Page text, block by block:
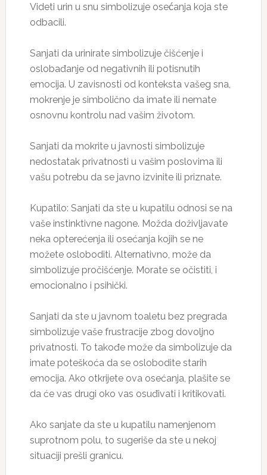
Videti urin u snu simbolizuje osećanja koja ste
odbacili.
Sanjati da urinirate simbolizuje čišćenje i
oslobađanje od negativnih ili potisnutih
emocija. U zavisnosti od konteksta vašeg sna,
mokrenje je simbolično da imate ili nemate
osnovnu kontrolu nad vašim životom.
Sanjati da mokrite u javnosti simbolizuje
nedostatak privatnosti u vašim poslovima ili
vašu potrebu da se javno izvinite ili priznate.
Kupatilo: Sanjati da ste u kupatilu odnosi se na
vaše instinktivne nagone. Možda doživljavate
neka opterećenja ili osećanja kojih se ne
možete osloboditi. Alternativno, može da
simbolizuje pročišćenje. Morate se očistiti, i
emocionalno i psihički.
Sanjati da ste u javnom toaletu bez pregrada
simbolizuje vaše frustracije zbog dovoljno
privatnosti. To takođe može da simbolizuje da
imate poteškoća da se oslobodite starih
emocija. Ako otkrijete ova osećanja, plašite se
da će vas drugi oko vas osuđivati i kritikovati.
Ako sanjate da ste u kupatilu namenjenom
suprotnom polu, to sugeriše da ste u nekoj
situaciji prešli granicu.